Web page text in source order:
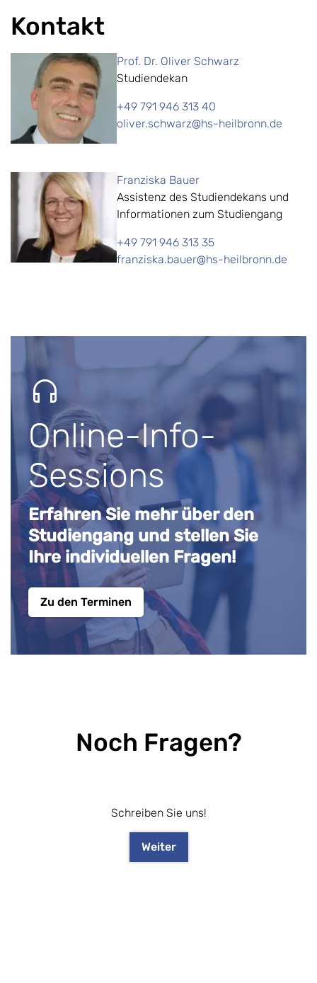
Kontakt
Prof. Dr. Oliver Schwarz
Studiendekan
+49 791 946 313 40
oliver.schwarz@hs-heilbronn.de
Franziska Bauer
Assistenz des Studiendekans und
Informationen zum Studiengang
+49 791 946 313 35
franziska.bauer@hs-heilbronn.de
Online-Info-
Sessions
Erfahren Sie mehr über den
Studiengang und stellen Sie
Ihre individuellen Fragen!
Zu den Terminen
Noch Fragen?
Schreiben Sie uns!
Weiter